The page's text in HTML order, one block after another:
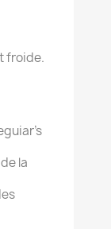
froide.
la